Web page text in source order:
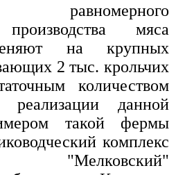
равномерного
производства мяса
на крупных
2 тыс. крольчих
количеством
данной
такой фермы
комплекс
"Мелковский"